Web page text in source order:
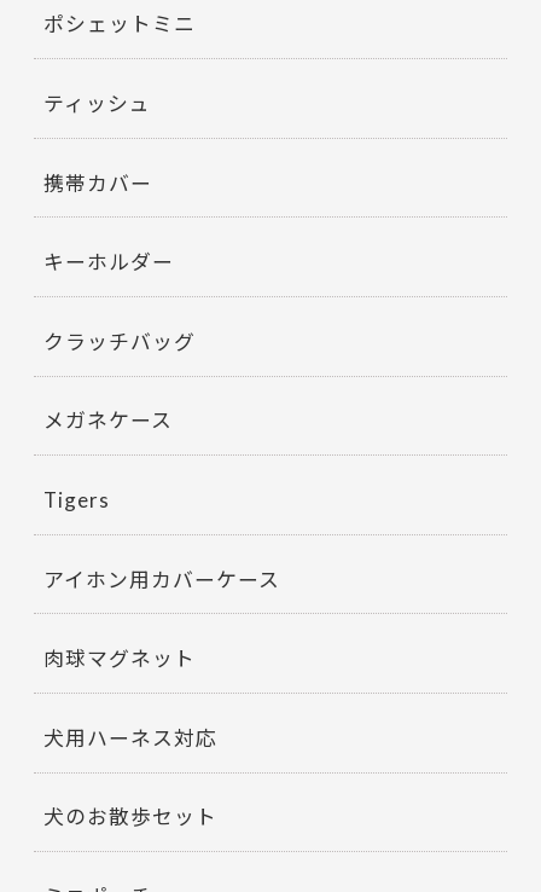
ポシェットミニ
ティッシュ
携帯カバー
キーホルダー
クラッチバッグ
メガネケース
Tigers
アイホン用カバーケース
肉球マグネット
犬用ハーネス対応
犬のお散歩セット